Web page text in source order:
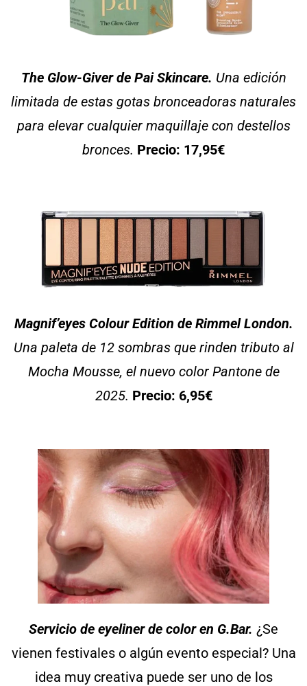
The Glow-Giver de Pai Skincare. Una edición
limitada de estas gotas bronceadoras naturales
para elevar cualquier maquillaje con destellos
bronces. Precio: 17,95€
Magnif’eyes Colour Edition de Rimmel London.
Una paleta de 12 sombras que rinden tributo al
Mocha Mousse, el nuevo color Pantone de
2025. Precio: 6,95€
Servicio de eyeliner de color en G.Bar. ¿Se
vienen festivales o algún evento especial? Una
idea muy creativa puede ser uno de los